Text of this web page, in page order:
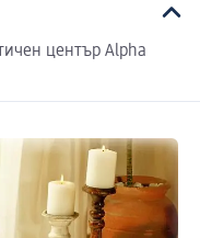
център Alpha